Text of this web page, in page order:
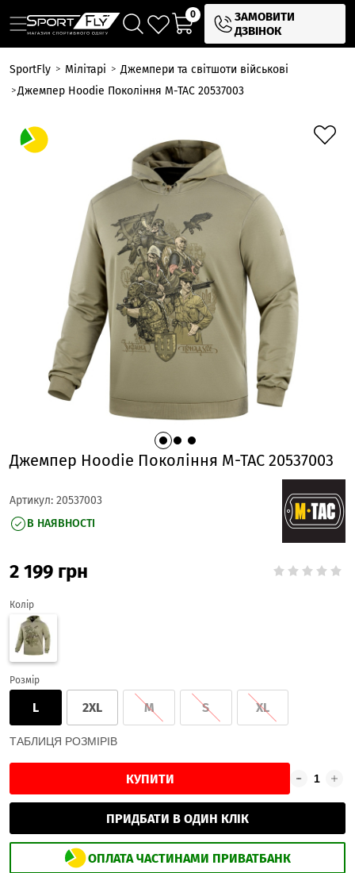
0
ЗАМОВИТИ
ДЗВІНОК
SportFly Мілітарі
Джемпери та світшоти військові
Джемпер Hoodie Покоління M-TAC 20537003
Джемпер Hoodie Покоління M-TAC 20537003
Артикул: 20537003
В НАЯВНОСТІ
2 199 грн
Колір
Розмір
L 2XL M S XL
ТАБЛИЦЯ РОЗМІРІВ
КУПИТИ
ПРИДБАТИ В ОДИН КЛІК
ОПЛАТА ЧАСТИНАМИ ПРИВАТБАНК